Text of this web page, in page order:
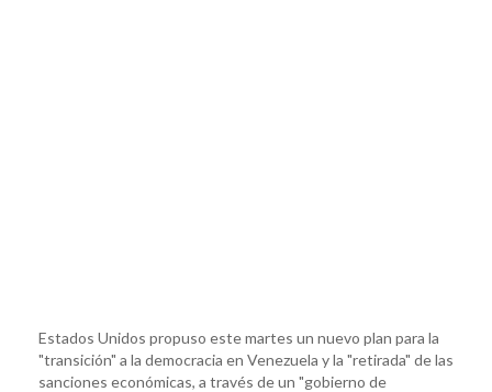
Estados Unidos propuso este martes un nuevo plan para la
"transición" a la democracia en Venezuela y la "retirada" de las
sanciones económicas, a través de un "gobierno de